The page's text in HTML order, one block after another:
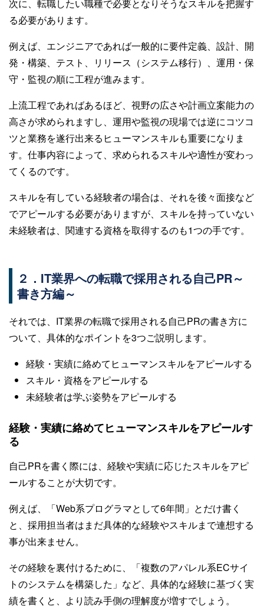
次に、転職したい職種で必要となりそうなスキルを把握す
る必要があります。
例えば、エンジニアであれば一般的に要件定義、設計、開
発・構築、テスト、リリース（システム移行）、運用・保
守・監視の順に工程が進みます。
上流工程であればあるほど、視野の広さや計画立案能力の
高さが求められますし、運用や監視の現場では逆にコツコ
ツと業務を遂行出来るヒューマンスキルも重要になりま
す。仕事内容によって、求められるスキルや適性が変わっ
てくるのです。
スキルを有している経験者の場合は、それを後々面接など
でアピールする必要がありますが、スキルを持っていない
未経験者は、関連する資格を取得するのも1つの手です。
２．IT業界への転職で採用される自己PR～
書き方編～
それでは、IT業界の転職で採用される自己PRの書き方に
ついて、具体的なポイントを3つご説明します。
経験・実績に絡めてヒューマンスキルをアピールする
スキル・資格をアピールする
未経験者は学ぶ姿勢をアピールする
経験・実績に絡めてヒューマンスキルをアピールす
る
自己PRを書く際には、経験や実績に応じたスキルをアピ
ールすることが大切です。
例えば、「Web系プログラマとして6年間」とだけ書く
と、採用担当者はまだ具体的な経験やスキルまで連想する
事が出来ません。
その経験を裏付けるために、「複数のアパレル系ECサイ
トのシステムを構築した」など、具体的な経験に基づく実
績を書くと、より読み手側の理解度が増すでしょう。